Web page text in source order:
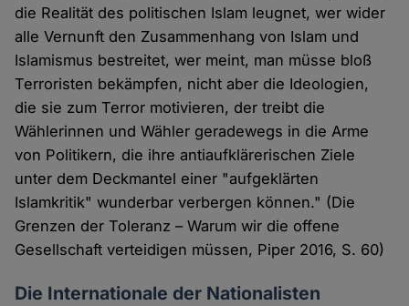
die Realität des politischen Islam leugnet, wer wider
alle Vernunft den Zusammenhang von Islam und
Islamismus bestreitet, wer meint, man müsse bloß
Terroristen bekämpfen, nicht aber die Ideologien,
die sie zum Terror motivieren, der treibt die
Wählerinnen und Wähler geradewegs in die Arme
von Politikern, die ihre antiaufklärerischen Ziele
unter dem Deckmantel einer "aufgeklärten
Islamkritik" wunderbar verbergen können." (Die
Grenzen der Toleranz – Warum wir die offene
Gesellschaft verteidigen müssen, Piper 2016, S. 60)
Die Internationale der Nationalisten